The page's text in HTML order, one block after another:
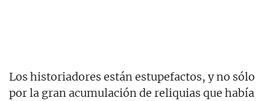
Los historiadores están estupefactos, y no sólo
por la gran acumulación de reliquias que había